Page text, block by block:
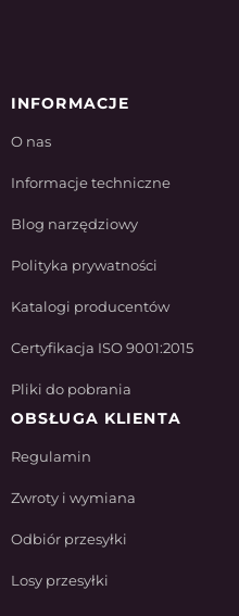
INFORMACJE
O nas
Informacje techniczne
Blog narzędziowy
Polityka prywatności
Katalogi producentów
Certyfikacja ISO 9001:2015
Pliki do pobrania
OBSŁUGA KLIENTA
Regulamin
Zwroty i wymiana
Odbiór przesyłki
Losy przesyłki